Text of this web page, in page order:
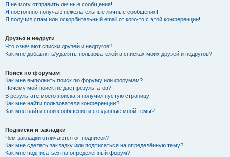
Я не могу отправить личные сообщения!
Я постоянно получаю нежелательные личные сообщения!
Я получил спам или оскорбительный email от кого-то с этой конференции!
Друзья и недруги
Что означают списки друзей и недругов?
Как мне добавлять/удалять пользователей в списках моих друзей и недругов?
Поиск по форумам
Как мне выполнить поиск по форуму или форумам?
Почему мой поиск не даёт результатов?
В результате моего поиска я получил пустую страницу!
Как мне найти пользователя конференции?
Как мне найти свои сообщения и созданные мной темы?
Подписки и закладки
Чем закладки отличаются от подписок?
Как мне сделать закладку или подписаться на определённую тему?
Как мне подписаться на определённый форум?